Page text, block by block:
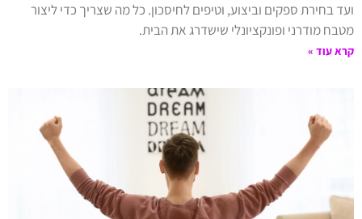
ועד בחירת ספקים וביצוע, וטיפים לחיסכון. כל מה שצריך כדי ליצור
מטבח מודרני ופונקציונלי שישדרג את הבית.
קרא עוד »